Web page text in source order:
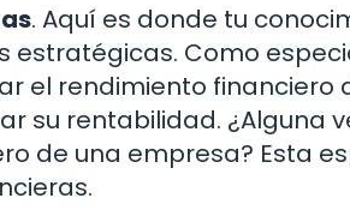
. Aquí es donde tu
estratégicas. Como
el rendimiento financiero
su rentabilidad. ¿Alguna
de una empresa? Esta